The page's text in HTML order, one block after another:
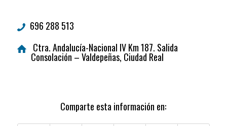
696 288 513
Ctra. Andalucía-Nacional IV Km 187. Salida
Consolación – Valdepeñas, Ciudad Real
Comparte esta información en: